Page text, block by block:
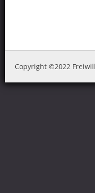
Copyright ©2022